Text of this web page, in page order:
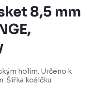
8,5 mm
holím. Určeno k
Šířka košíčku